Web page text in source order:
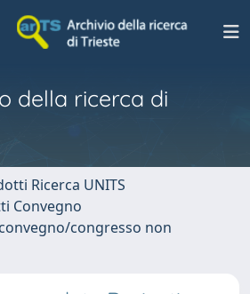
della ricerca di
Ricerca UNITS
Convegno
congresso non